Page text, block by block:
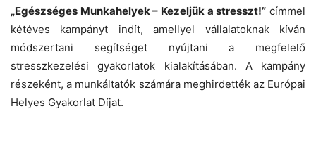
„Egészséges Munkahelyek – Kezeljük a stresszt!” címmel
kétéves kampányt indít, amellyel vállalatoknak kíván
módszertani segítséget nyújtani a megfelelő
stresszkezelési gyakorlatok kialakításában. A kampány
részeként, a munkáltatók számára meghirdették az Európai
Helyes Gyakorlat Díjat.